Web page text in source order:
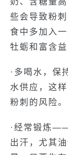
些会导致粉
食中多加入
牡蛎和富含
·多喝水，保
水供应，这
粉刺的风险。
·经常锻炼
出汗，尤其